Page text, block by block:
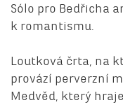
Sólo pro Bedřicha
k romantismu.
Loutková črta, na
provází perverzní
Medvěd, který